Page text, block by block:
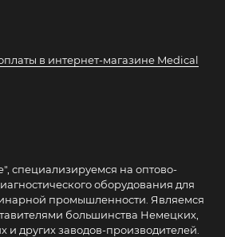
в интернет-магазине Medical
специализируемся на оптово-
оборудования для
промышленности. Являемся
большинства Немецких,
и других заводов-производителей.